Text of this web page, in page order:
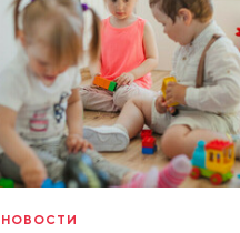
НОВОСТИ